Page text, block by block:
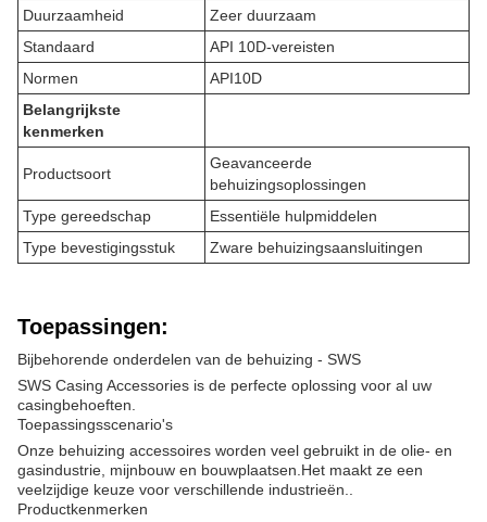
Duurzaamheid
Zeer duurzaam
Standaard
API 10D-vereisten
Normen
API10D
Belangrijkste
kenmerken
Productsoort
Geavanceerde
behuizingsoplossingen
Type gereedschap
Essentiële hulpmiddelen
Type bevestigingsstuk
Zware behuizingsaansluitingen
Toepassingen:
Bijbehorende onderdelen van de behuizing - SWS
SWS Casing Accessories is de perfecte oplossing voor al uw
casingbehoeften.
Toepassingsscenario's
Onze behuizing accessoires worden veel gebruikt in de olie- en
gasindustrie, mijnbouw en bouwplaatsen.Het maakt ze een
veelzijdige keuze voor verschillende industrieën..
Productkenmerken